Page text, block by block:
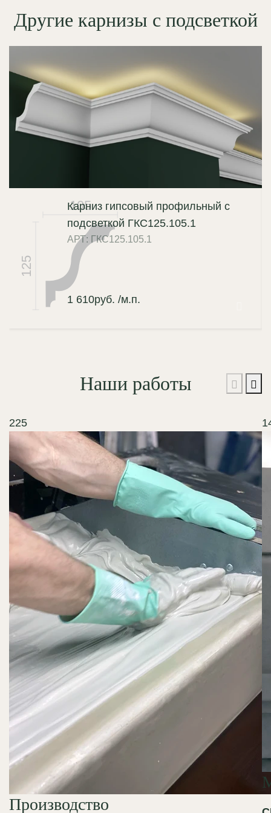
Другие карнизы с подсветкой
105
125
Карниз гипсовый профильный с
подсветкой ГКС125.105.1
АРТ: ГКС125.105.1
1 610руб. /м.п.
Наши работы
225
Производство